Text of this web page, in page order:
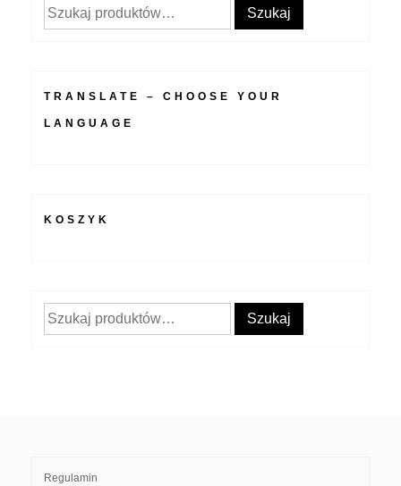
Szukaj: Szukaj
TRANSLATE – CHOOSE YOUR
LANGUAGE
KOSZYK
Szukaj: Szukaj
Regulamin